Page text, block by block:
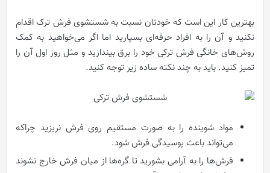
بهترین کار این است که خودتان نسبت به شستشوی فرش ترک اقدام
نکنید و آن را به افراد حرفه‌ای بسپارید اما اگر می‌خواهید به کمک
روش‌های خانگی فرش ترکی خود را برق بیندازید و مثل روز اول آن را
تمیز کنید. باید به چند نکته ساده زیر توجه کنید.
مواد شوینده را به صورت مستقیم روی فرش نریزید چراکه
می‌تواند باعث پوسیدگی فرش شود.
فرش‌ها را به آرامی بشورید تا گره‌ها از میان فرش خارج نشوند